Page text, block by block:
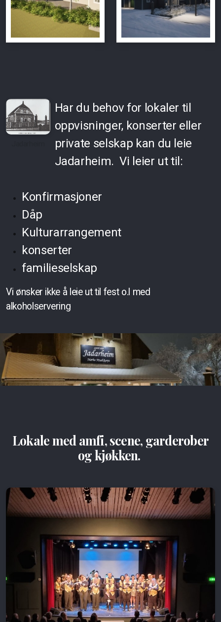
Har du behov for lokaler til
oppvisninger, konserter eller
private selskap kan du leie
Jadarheim. Vi leier ut til:
Konfirmasjoner
Dåp
Kulturarrangement
konserter
familieselskap
Vi ønsker ikke å leie ut til fest o.l med
alkoholservering
Lokale med amfi, scene, garderober
og kjøkken.